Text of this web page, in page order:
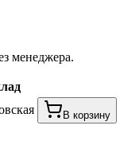
менеджера.
В корзину